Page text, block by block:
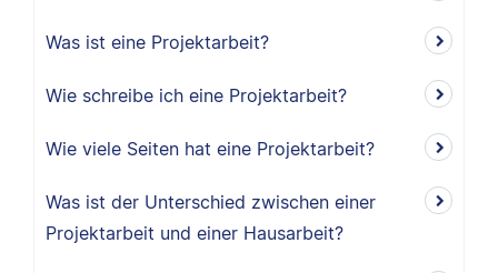
Was ist eine Projektarbeit?
Wie schreibe ich eine Projektarbeit?
Wie viele Seiten hat eine Projektarbeit?
Was ist der Unterschied zwischen einer
Projektarbeit und einer Hausarbeit?